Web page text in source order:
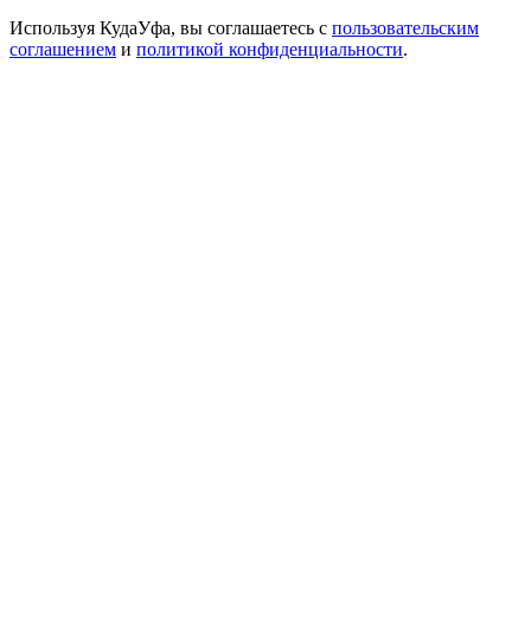
Используя КудаУфа, вы соглашаетесь с пользовательским
соглашением и политикой конфиденциальности.